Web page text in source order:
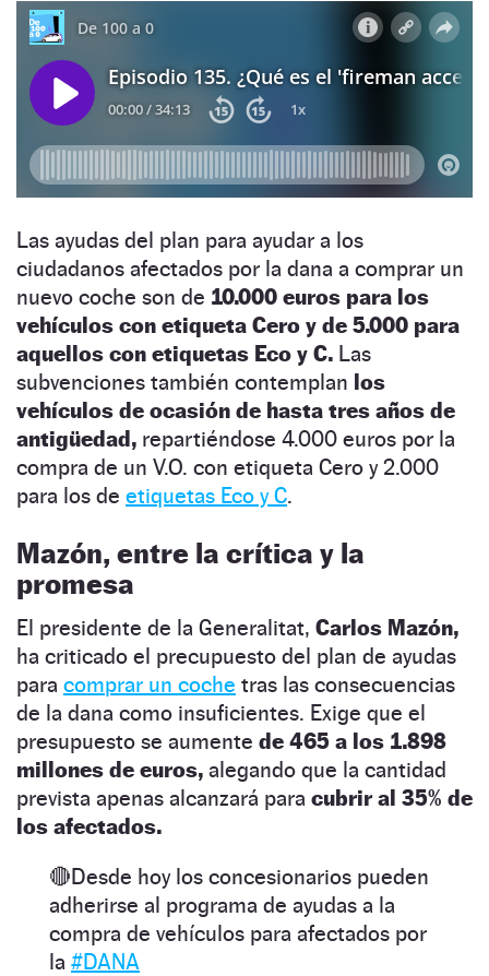
Las ayudas del plan para ayudar a los
ciudadanos afectados por la dana a comprar un
nuevo coche son de 10.000 euros para los
vehículos con etiqueta Cero y de 5.000 para
aquellos con etiquetas Eco y C. Las
subvenciones también contemplan los
vehículos de ocasión de hasta tres años de
antigüedad, repartiéndose 4.000 euros por la
compra de un V.O. con etiqueta Cero y 2.000
para los de etiquetas Eco y C.
Mazón, entre la crítica y la
promesa
El presidente de la Generalitat, Carlos Mazón,
ha criticado el precupuesto del plan de ayudas
para comprar un coche tras las consecuencias
de la dana como insuficientes. Exige que el
presupuesto se aumente de 465 a los 1.898
millones de euros, alegando que la cantidad
prevista apenas alcanzará para cubrir al 35% de
los afectados.
🔴Desde hoy los concesionarios pueden
adherirse al programa de ayudas a la
compra de vehículos para afectados por
la #DANA